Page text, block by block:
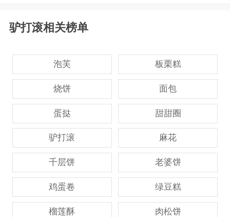
驴打滚相关榜单
泡芙 板栗糕
烧饼 面包
蛋挞 甜甜圈
驴打滚 麻花
千层饼 老婆饼
鸡蛋卷 绿豆糕
榴莲酥 肉松饼